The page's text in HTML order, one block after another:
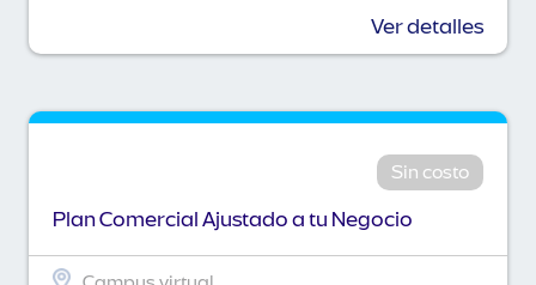
Ver detalles
Sin costo
Plan Comercial Ajustado a tu Negocio